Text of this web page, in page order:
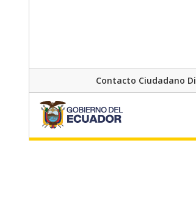
Contacto Ciudadano